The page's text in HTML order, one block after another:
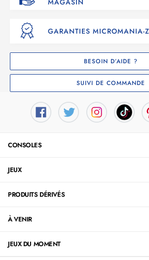
GARANTIES MICROMANIA-
BESOIN D’AIDE ?
SUIVI DE COMMANDE
CONSOLES
JEUX
PRODUITS DÉRIVÉS
À VENIR
JEUX DU MOMENT